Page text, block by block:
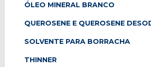
ÓLEO MINERAL BRANCO
QUEROSENE E QUEROSENE
SOLVENTE PARA BORRACHA
THINNER